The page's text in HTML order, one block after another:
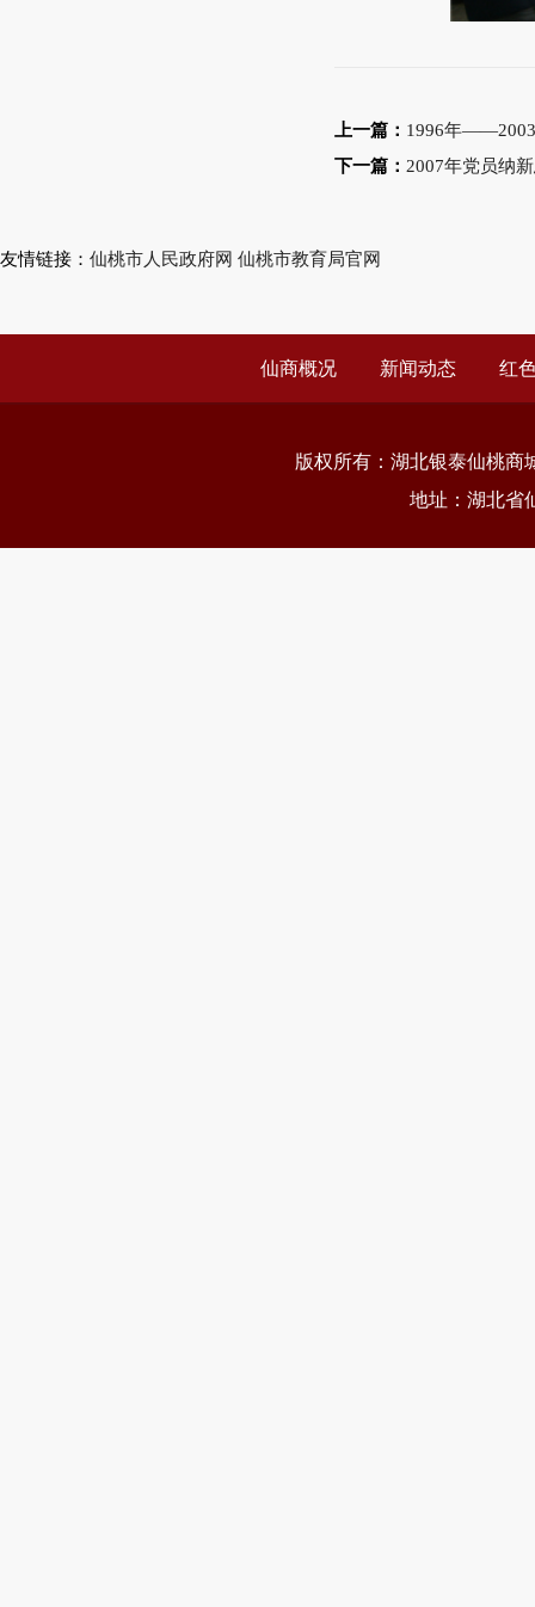
上一篇： 1996年——2003
下一篇： 2007年党员纳
友情链接： 仙桃市人民政府网 仙桃市教育局官网
仙商概况 新闻动态 红
版权所有： 湖北银泰仙桃商
地址：湖北省